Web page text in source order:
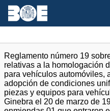
Reglamento número 19
relativas a la homologación
para vehículos automóviles,
adopción de condiciones
piezas y equipos para
Ginebra el 20 de marzo de